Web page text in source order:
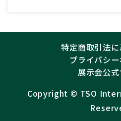
特定商取引法
プライバシ
展示会公
Copyright ©︎ TSO